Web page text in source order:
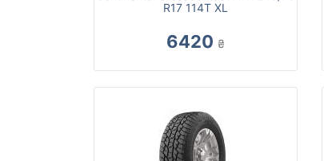
R17 114T XL
6420 ₴